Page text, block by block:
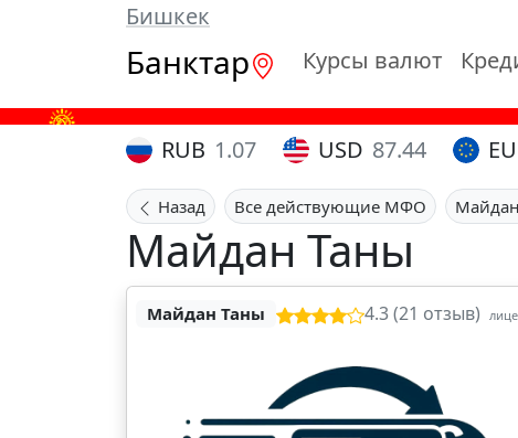
Бишкек
Банктар Курсы валют
RUB 1.07 USD 87.44
Назад Все действующие МФО
Майдан Таны
Майдан Таны 4.3 (21 отзыв)